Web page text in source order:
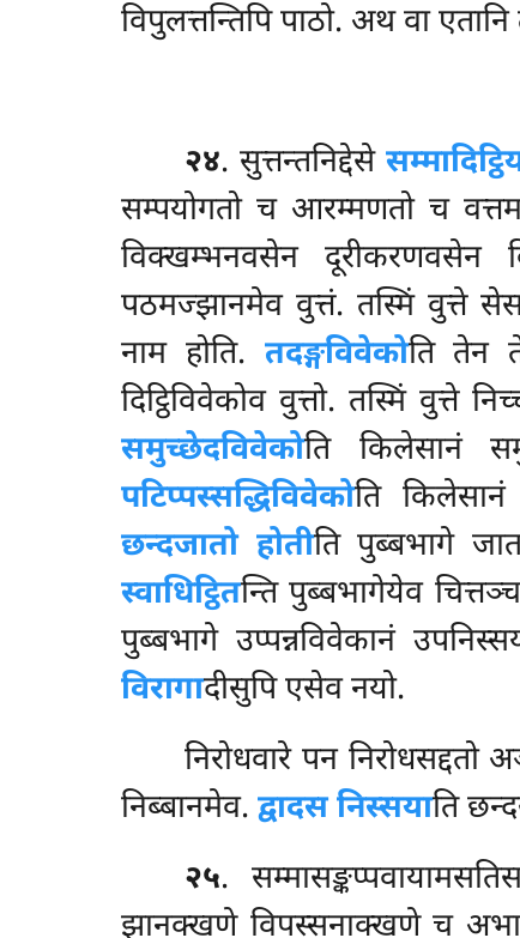
विपुलत्तन्तिपि पाठो. अथ वा
२४. सुत्तन्तनिद्देसे
सम्पयोगतो च आरम्मणतो च
विक्खम्भनवसेन दूरीकरणवसेन
पठमज्झानमेव वुत्तं. तस्मिं वुत्ते
नाम होति. तदङ्गविवेकोति तेन
दिट्ठिविवेकोव वुत्तो. तस्मिं वुत्ते
समुच्छेदविवेकोति किलेसानं
पटिप्पस्सद्धिविवेकोति किलेसानं
छन्दजातो होतीति पुब्बभागे
स्वाधिट्ठितन्ति पुब्बभागेयेव
पुब्बभागे उप्पन्नविवेकानं
विरागादीसुपि एसेव नयो.
निरोधवारे पन
निब्बानमेव. द्वादस निस्सयाति
२५.
झानक्खणे विपस्सनाक्खणे च अभावा